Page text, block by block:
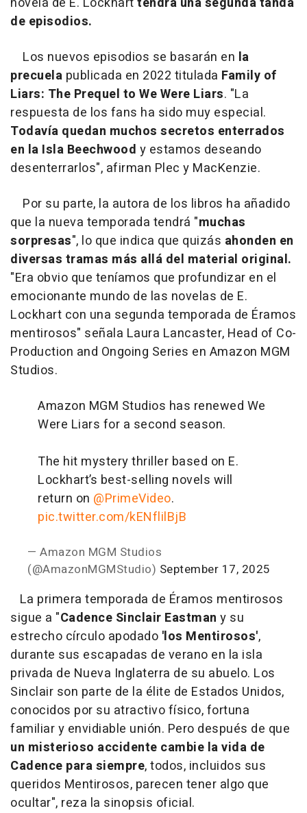
de episodios.
Los nuevos episodios se basarán en la
precuela publicada en 2022 titulada Family of
Liars: The Prequel to We Were Liars. "La
respuesta de los fans ha sido muy especial.
Todavía quedan muchos secretos enterrados
en la Isla Beechwood y estamos deseando
desenterrarlos", afirman Plec y MacKenzie.
Por su parte, la autora de los libros ha añadido
que la nueva temporada tendrá "muchas
sorpresas", lo que indica que quizás ahonden en
diversas tramas más allá del material original.
"Era obvio que teníamos que profundizar en el
emocionante mundo de las novelas de E.
Lockhart con una segunda temporada de Éramos
mentirosos" señala Laura Lancaster, Head of Co-
Production and Ongoing Series en Amazon MGM
Studios.
Amazon MGM Studios has renewed We
Were Liars for a second season.
The hit mystery thriller based on E.
Lockhart’s best-selling novels will
return on @PrimeVideo.
pic.twitter.com/kENflilBjB
— Amazon MGM Studios
(@AmazonMGMStudio) September 17, 2025
La primera temporada de Éramos mentirosos
sigue a "Cadence Sinclair Eastman y su
estrecho círculo apodado 'los Mentirosos',
durante sus escapadas de verano en la isla
privada de Nueva Inglaterra de su abuelo. Los
Sinclair son parte de la élite de Estados Unidos,
conocidos por su atractivo físico, fortuna
familiar y envidiable unión. Pero después de que
un misterioso accidente cambie la vida de
Cadence para siempre, todos, incluidos sus
queridos Mentirosos, parecen tener algo que
ocultar", reza la sinopsis oficial.